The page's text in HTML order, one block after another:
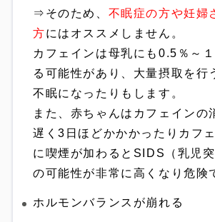
⇒そのため、 不眠症の方や妊婦
方にはオススメしません。
カフェインは母乳にも0.5％～
る可能性があり、大量摂取を行
不眠になったりもします。
また、赤ちゃんはカフェインの
遅く3日ほどかかかったりカフ
に喫煙が加わるとSIDS（乳児突
の可能性が非常に高くなり危険
ホルモンバランスが崩れる